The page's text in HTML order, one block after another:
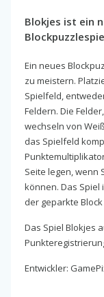
Blokjes ist ein
Ein neues
zu meistern.
Spielfeld,
Feldern. Die
wechseln von
das Spielfeld
Seite legen, wenn
können. Das
der geparkte
Das Spiel Blokjes
Entwickler: